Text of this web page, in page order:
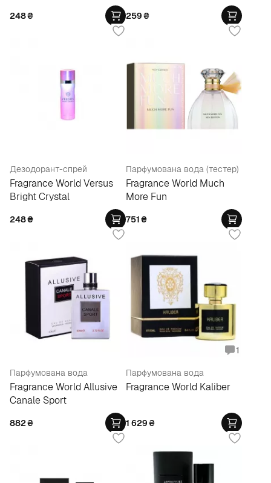
248₴ 259₴
Дезодорант-спрей
Fragrance World Versus
Bright Crystal
248₴
Парфумована вода (тестер)
Fragrance World Much
More Fun
751₴
Парфумована вода
Fragrance World Allusive
Canale Sport
882₴
1
Парфумована вода
Fragrance World Kaliber
1 629₴